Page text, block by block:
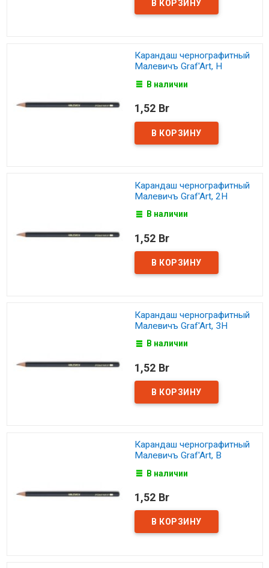
Карандаш чернографитный
Малевичъ Graf'Art, Н
В наличии
1,52 Br
Карандаш чернографитный
Малевичъ Graf'Art, 2Н
В наличии
1,52 Br
Карандаш чернографитный
Малевичъ Graf'Art, 3Н
В наличии
1,52 Br
Карандаш чернографитный
Малевичъ Graf'Art, В
В наличии
1,52 Br